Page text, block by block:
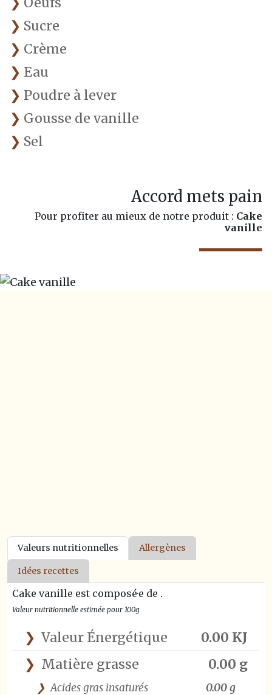
Sucre
Crème
Eau
Poudre à lever
Gousse de vanille
Sel
Accord mets pain
Pour profiter au mieux de notre produit : Cake
vanille
Valeurs nutritionnelles Allergènes
Idées recettes
Cake vanille est composé·e de .
Valeur nutritionnelle estimée pour 100g
Valeur Énergétique
0.00 KJ
Matière grasse
0.00 g
Acides gras insaturés
0.00 g